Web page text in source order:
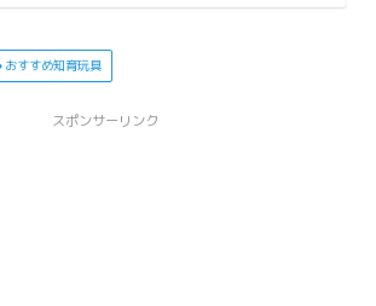
おすすめ知育玩具
スポンサーリンク